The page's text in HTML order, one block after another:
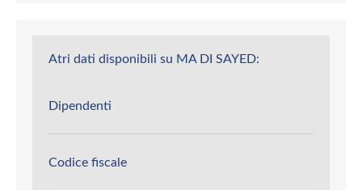
Atri dati disponibili su MA DI SAYED:
Dipendenti
Codice fiscale